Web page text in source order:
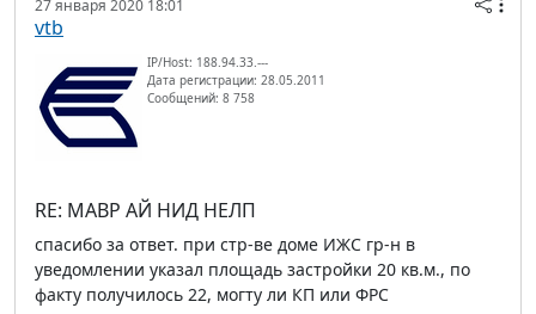
27 января 2020 18:01
vtb
IP/Host: 188.94.33.---
Дата регистрации: 28.05.2011
Сообщений: 8 758
RE: МАВР АЙ НИД НЕЛП
спасибо за ответ. при стр-ве доме ИЖС гр-н в
уведомлении указал площадь застройки 20 кв.м., по
факту получилось 22, могту ли КП или ФРС